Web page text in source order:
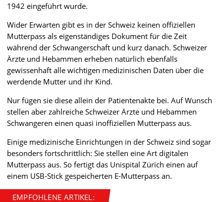
1942 eingeführt wurde.
Wider Erwarten gibt es in der Schweiz keinen offiziellen
Mutterpass als eigenständiges Dokument für die Zeit
während der Schwangerschaft und kurz danach. Schweizer
Ärzte und Hebammen erheben natürlich ebenfalls
gewissenhaft alle wichtigen medizinischen Daten über die
werdende Mutter und ihr Kind.
Nur fügen sie diese allein der Patientenakte bei. Auf Wunsch
stellen aber zahlreiche Schweizer Ärzte und Hebammen
Schwangeren einen quasi inoffiziellen Mutterpass aus.
Einige medizinische Einrichtungen in der Schweiz sind sogar
besonders fortschrittlich: Sie stellen eine Art digitalen
Mutterpass aus. So fertigt das Unispital Zürich einen auf
einem USB-Stick gespeicherten E-Mutterpass an.
EMPFOHLENE ARTIKEL: